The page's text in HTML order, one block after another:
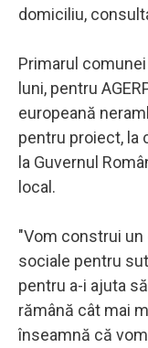
domiciliu,
Primarul
luni, pentru
europeană
pentru proiect, la
la Guvernul
local.
"Vom construi
sociale pentru
pentru a-i ajuta
rămână cât mai
înseamnă că